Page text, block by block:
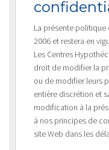
La présente politique
2006 et restera en
Les Centres
droit de modifier la
ou de modifier leurs
entière discrétion et
modification à la
à nos principes de
site Web dans les